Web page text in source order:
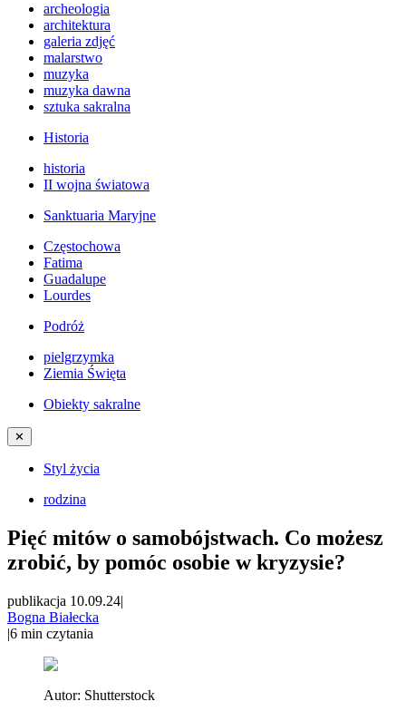
archeologia
architektura
galeria zdjęć
malarstwo
muzyka
muzyka dawna
sztuka sakralna
Historia
historia
II wojna światowa
Sanktuaria Maryjne
Częstochowa
Fatima
Guadalupe
Lourdes
Podróż
pielgrzymka
Ziemia Święta
Obiekty sakralne
✕
Styl życia
rodzina
Pięć mitów o samobójstwach. Co możesz
zrobić, by pomóc osobie w kryzysie?
publikacja 10.09.24|
Bogna Białecka
|6 min czytania
Autor: Shutterstock